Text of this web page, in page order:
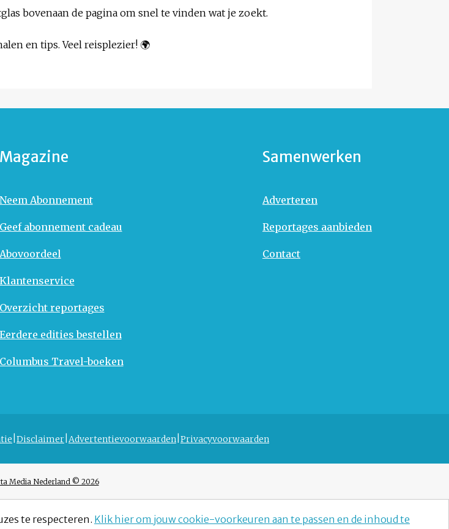
bovenaan de pagina om snel te vinden wat je zoekt.
en tips. Veel reisplezier! 🌍
Magazine
Neem Abonnement
Geef abonnement cadeau
Abovoordeel
Klantenservice
Overzicht reportages
Eerdere edities bestellen
Columbus Travel-boeken
Samenwerken
Adverteren
Reportages aanbieden
Contact
Disclaimer Advertentievoorwaarden Privacyvoorwaarden
Media Nederland © 2026
te respecteren. Klik hier om jouw cookie-voorkeuren aan te passen en de inhoud te